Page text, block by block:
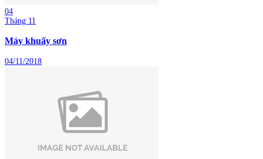
04
Tháng 11
Máy khuấy sơn
04/11/2018